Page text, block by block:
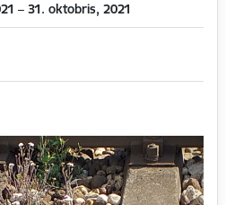
– 31. oktobris, 2021